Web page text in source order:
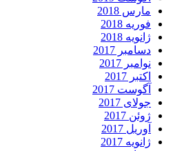
مارس 2018
فوریه 2018
ژانویه 2018
دسامبر 2017
نوامبر 2017
اکتبر 2017
آگوست 2017
جولای 2017
ژوئن 2017
آوریل 2017
ژانویه 2017